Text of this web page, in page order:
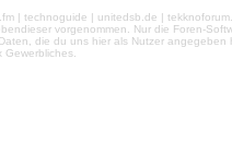
| technoguide | unitedsb.de |
vorgenommen. Nur die Foren-
die du uns hier als Nutzer